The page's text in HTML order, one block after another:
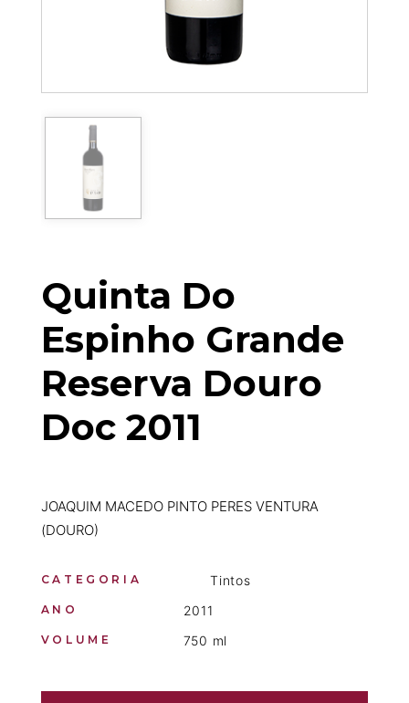
Quinta Do
Espinho Grande
Reserva Douro
Doc 2011
JOAQUIM MACEDO PINTO PERES VENTURA
(DOURO)
CATEGORIA Tintos
ANO 2011
VOLUME 750 ml